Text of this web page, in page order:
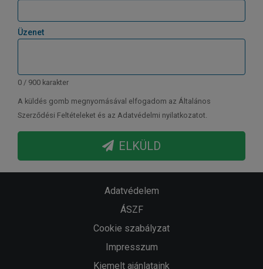
Üzenet
0 / 900 karakter
A küldés gomb megnyomásával elfogadom az Általános
Szerződési Feltételeket és az Adatvédelmi nyilatkozatot.
ELKÜLD
Adatvédelem
ÁSZF
Cookie szabályzat
Impresszum
Kiemelt ajánlataink